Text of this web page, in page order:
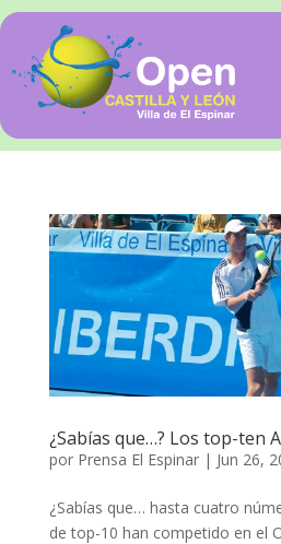
¿Sabías que…? Los top-ten
por Prensa El Espinar| Jun 26,
¿Sabías que… hasta cuatro
de top-10 han competido en el